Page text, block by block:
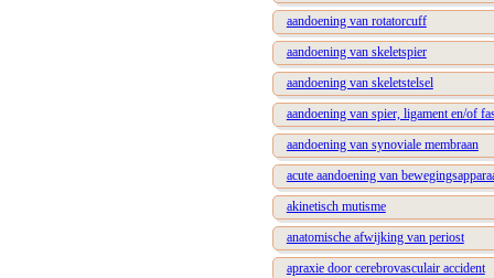
aandoening van rotatorcuff
aandoening van skeletspier
aandoening van skeletstelsel
aandoening van spier, ligament en/of
aandoening van synoviale membraan
acute aandoening van
akinetisch mutisme
anatomische afwijking van periost
apraxie door cerebrovasculair accident